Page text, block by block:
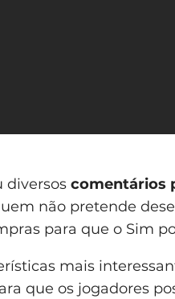
diversos comentários
não pretende
para que o Sim
mais
que os jogadores